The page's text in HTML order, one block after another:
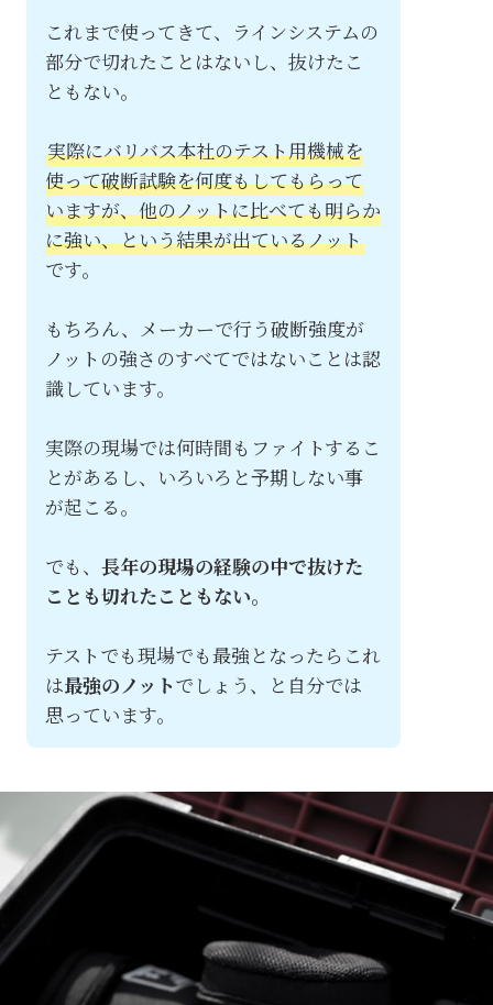
これまで使ってきて、ラインシステムの
部分で切れたことはないし、抜けたこ
ともない。
実際にバリバス本社のテスト用機械を
使って破断試験を何度もしてもらって
いますが、他のノットに比べても明らか
に強い、という結果が出ているノット
です。
もちろん、メーカーで行う破断強度が
ノットの強さのすべてではないことは認
識しています。
実際の現場では何時間もファイトするこ
とがあるし、いろいろと予期しない事
が起こる。
でも、長年の現場の経験の中で抜けた
ことも切れたこともない。
テストでも現場でも最強となったらこれ
は最強のノットでしょう、と自分では
思っています。